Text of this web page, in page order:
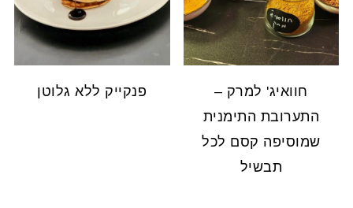
חוואיג' למרק –
התערובת התימנית
שמוסיפה קסם לכל
תבשיל
פנקייק ללא גלוטן